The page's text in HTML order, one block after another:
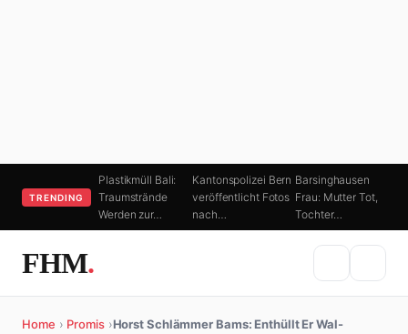
TRENDING
Plastikmüll Bali:
Traumstrände
Werden zur…
Kantonspolizei Bern
veröffentlicht Fotos
nach…
Barsinghausen
Frau: Mutter Tot,
Tochter…
FHM.
Home › Promis ›Horst Schlämmer Bams: Enthüllt Er Wal-